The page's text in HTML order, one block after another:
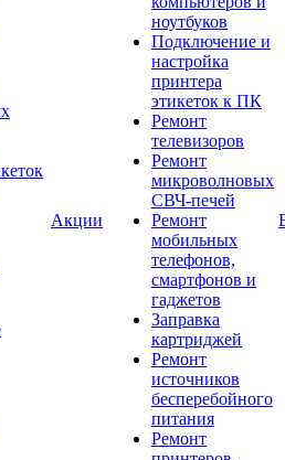
Акции
ноутбуков
Подключение и
настройка
принтера
этикеток к ПК
Ремонт
телевизоров
Ремонт
микроволновых
СВЧ-печей
Ремонт
мобильных
телефонов,
смартфонов и
гаджетов
Заправка
картриджей
Ремонт
источников
бесперебойного
питания
Ремонт